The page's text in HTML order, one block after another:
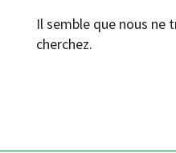
Il semble que nous ne
cherchez.